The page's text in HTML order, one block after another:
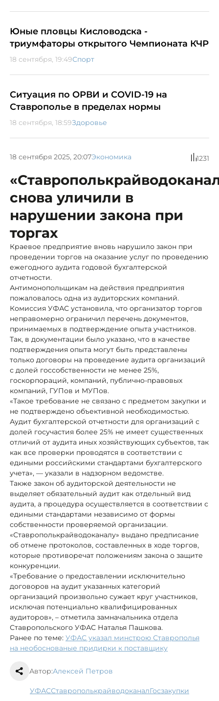
Юные пловцы Кисловодска -
триумфаторы открытого Чемпионата КЧР
18 сентября, 19:49Спорт
Ситуация по ОРВИ и COVID-19 на
Ставрополье в пределах нормы
18 сентября, 18:59Здоровье
18 сентября 2025, 20:07Экономика 1231
снова уличили в
нарушении закона при
торгах
Краевое предприятие вновь нарушило закон при
проведении торгов на оказание услуг по проведению
ежегодного аудита годовой бухгалтерской
отчетности.
Антимонопольщикам на действия предприятия
пожаловалось одна из аудиторских компаний.
Комиссия УФАС установила, что организатор торгов
неправомерно ограничил перечень документов,
принимаемых в подтверждение опыта участников.
Так, в документации было указано, что в качестве
подтверждения опыта могут быть представлены
только договоры на проведение аудита организаций
с долей госсобственности не менее 25%,
госкорпораций, компаний, публично-правовых
компаний, ГУПов и МУПов.
«Такое требование не связано с предметом закупки и
не подтверждено объективной необходимостью.
Аудит бухгалтерской отчетности для организаций с
долей госучастия более 25% не имеет существенных
отличий от аудита иных хозяйствующих субъектов, так
как все проверки проводятся в соответствии с
едиными российскими стандартами бухгалтерского
учета», — указали в надзорном ведомстве.
Также закон об аудиторской деятельности не
выделяет обязательный аудит как отдельный вид
аудита, а процедура осуществляется в соответствии с
едиными стандартами независимо от формы
собственности проверяемой организации.
«Ставрополькрайводоканалу» выдано предписание
об отмене протоколов, составленных в ходе торгов,
которые противоречат положениям закона о защите
конкуренции.
«Требование о предоставлении исключительно
договоров на аудит указанных категорий
организаций произвольно сужает круг участников,
исключая потенциально квалифицированных
аудиторов», – отметила замначальника отдела
Ставропольского УФАС Наталья Пашкова.
Ранее по теме: УФАС указал минстрою Ставрополья
на необоснованые придирки к поставщику
Автор:Алексей Петров
УФАС Ставрополькрайводоканал госзакупки